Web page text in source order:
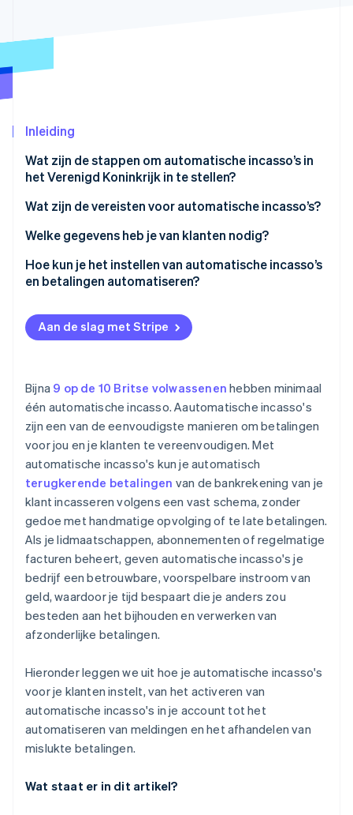
Climate
Stripe Sessions 2026
Nu bekijken
Inleiding
Wat zijn de stappen om automatische incasso’s in
het Verenigd Koninkrijk in te stellen?
Kies hoe je automatische incasso’s wilt verwerken
Een Service User Number (SUN) aanvragen
Je machtigingsproces instellen
Klantgegevens verzamelen
Klanten informeren voordat betalingen beginnen
Betalingen monitoren en problemen oplossen
Aan de regels blijven voldoen
Controleren en verbeteren
Wat zijn de vereisten voor automatische incasso’s?
Garantie voor automatische incasso
Machtiging voor automatische incasso
Vooraankondiging
Service User Number (SUN)
Welke gegevens heb je van klanten nodig?
Hoe kun je het instellen van automatische incasso’s
en betalingen automatiseren?
Automatische incasso inschakelen
Incassomachtigingen
Klanten informeren
Mislukte betalingen afhandelen
Stripe koppelen met je andere software
Aan de slag met Stripe
Bijna 9 op de 10 Britse volwassenen hebben minimaal
één automatische incasso. Aautomatische incasso's
zijn een van de eenvoudigste manieren om betalingen
voor jou en je klanten te vereenvoudigen. Met
automatische incasso's kun je automatisch
terugkerende betalingen van de bankrekening van je
klant incasseren volgens een vast schema, zonder
gedoe met handmatige opvolging of te late betalingen.
Als je lidmaatschappen, abonnementen of regelmatige
facturen beheert, geven automatische incasso's je
bedrijf een betrouwbare, voorspelbare instroom van
geld, waardoor je tijd bespaart die je anders zou
besteden aan het bijhouden en verwerken van
afzonderlijke betalingen.
Hieronder leggen we uit hoe je automatische incasso's
voor je klanten instelt, van het activeren van
automatische incasso's in je account tot het
automatiseren van meldingen en het afhandelen van
mislukte betalingen.
Wat staat er in dit artikel?